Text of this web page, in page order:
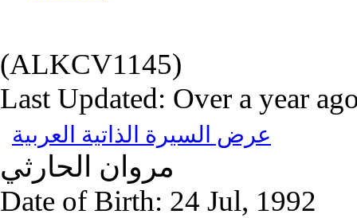
(ALKCV1145)
Last Updated: Over a year
عرض السيرة الذاتية العربية
مروان الحارثي
Date of Birth: 24 Jul, 1992